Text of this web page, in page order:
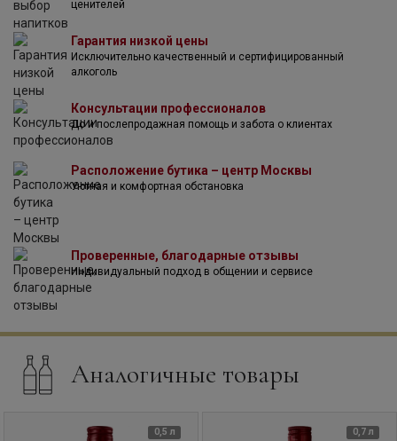
Jameson имеет глубокий, насыщенный золотистый цвет
и слегка сладковатый вкус с нотами ореха и ванили. В
коллекции Джемесон есть как классические сорта, так и
элитные 12-летний (12 Years Old) и 18-летний виски
Jameson 18 Years Old. Кстати, бренд Джемесон имеет
неразрывную связь с миром кино — компания является
главным спонсором Фестиваля кино в Дублине, а еще
этот виски предпочитают многие кинозвезды прошлого и
ценителей
Гарантия низкой цены
Исключительно качественный и сертифицированный
алкоголь
Консультации профессионалов
До и послепродажная помощь и забота о клиентах
Расположение бутика – центр Москвы
Уютная и комфортная обстановка
Проверенные, благодарные отзывы
Индивидуальный подход в общении и сервисе
Аналогичные товары
0,5 л 0,7 л